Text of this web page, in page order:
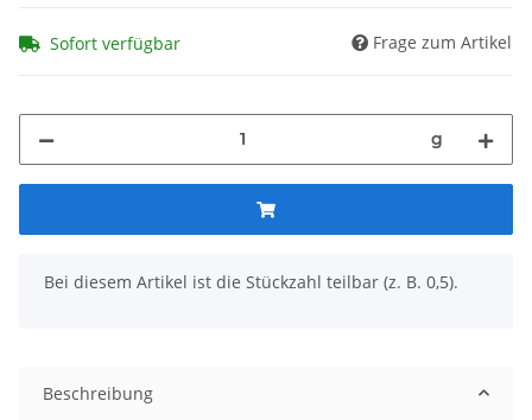
Sofort verfügbar Frage zum Artikel
g
x
Bei diesem Artikel ist die Stückzahl teilbar (z. B. 0,5).
Beschreibung